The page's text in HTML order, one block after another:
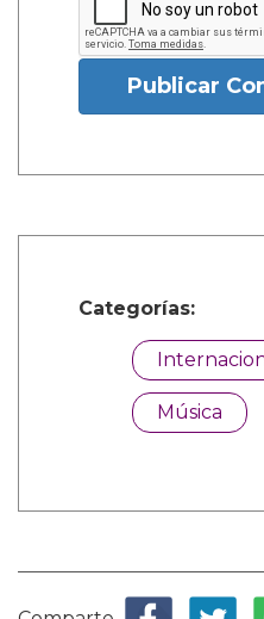
Publicar
Categorías:
Música